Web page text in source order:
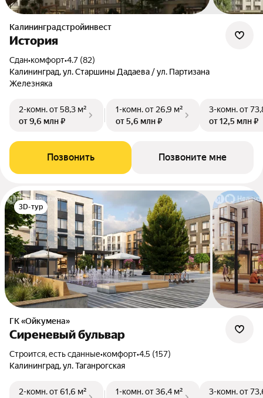
Калининградстройинвест
История
Сдан•комфорт•4.7 (82)
Калининград, ул. Старшины Дадаева / ул. Партизана
Железняка
2-комн.от 58,3 м²
от 9,6 млн ₽
1-комн.от 26,9 м²
от 5,6 млн ₽
3-комн.от
от 12,5 млн ₽
Позвонить Позвоните мне
3D-тур
ГК «Ойкумена»
Сиреневый бульвар
Строится, есть сданные•комфорт•4.5 (157)
Калининград, ул. Таганрогская
2-комн.от 61,6 м²
1-комн.от 36,4 м²
3-комн.от